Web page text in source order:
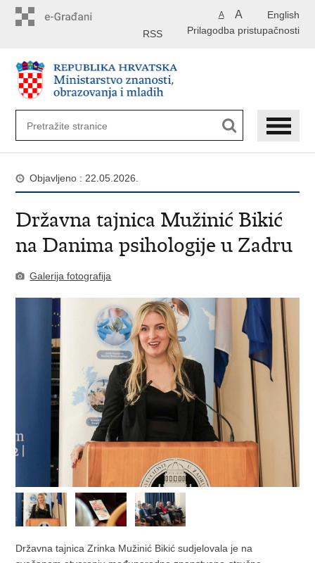
English
A A
Prilagodba pristupačnosti
RSS
Objavljeno : 22.05.2026.
Državna tajnica Mužinić Bikić
na Danima psihologije u Zadru
Galerija fotografija
Državna tajnica Zrinka Mužinić Bikić sudjelovala je na